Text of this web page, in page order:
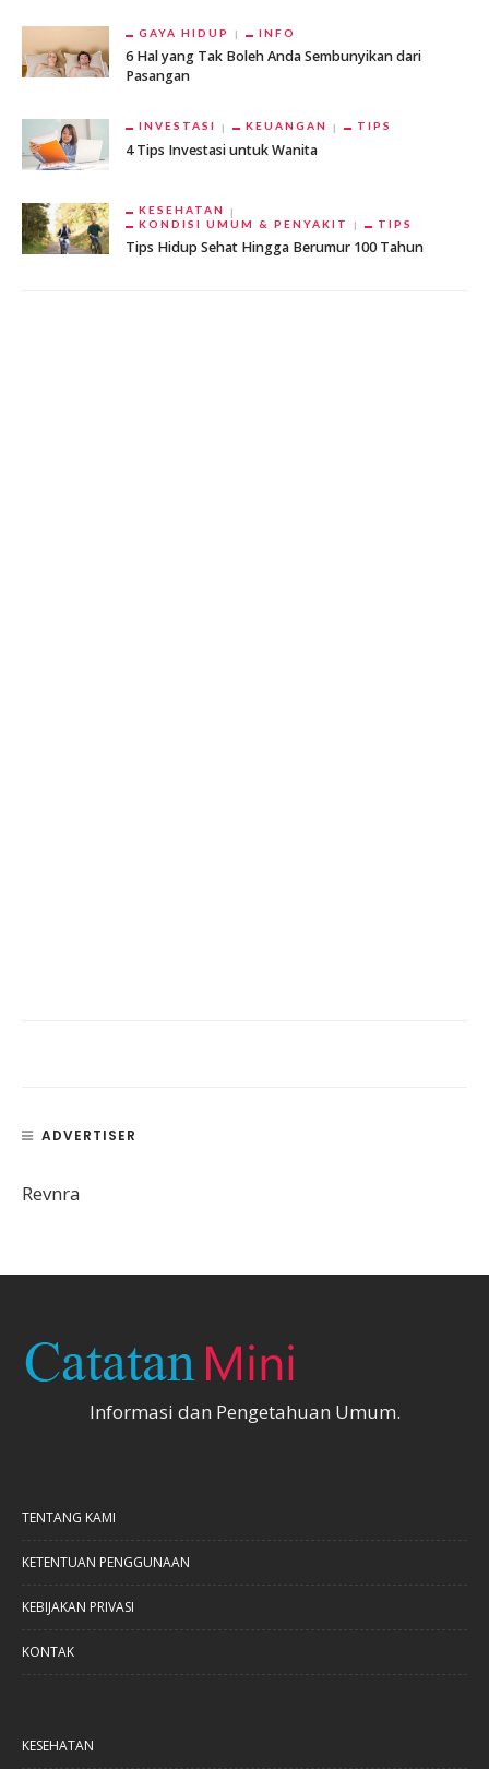
GAYA HIDUP INFO
6 Hal yang Tak Boleh Anda Sembunyikan dari
Pasangan
INVESTASI KEUANGAN TIPS
4 Tips Investasi untuk Wanita
KESEHATAN
KONDISI UMUM & PENYAKIT
TIPS
Tips Hidup Sehat Hingga Berumur 100 Tahun
ADVERTISER
Revnra
Informasi dan Pengetahuan Umum.
TENTANG KAMI
KETENTUAN PENGGUNAAN
KEBIJAKAN PRIVASI
KONTAK
KESEHATAN